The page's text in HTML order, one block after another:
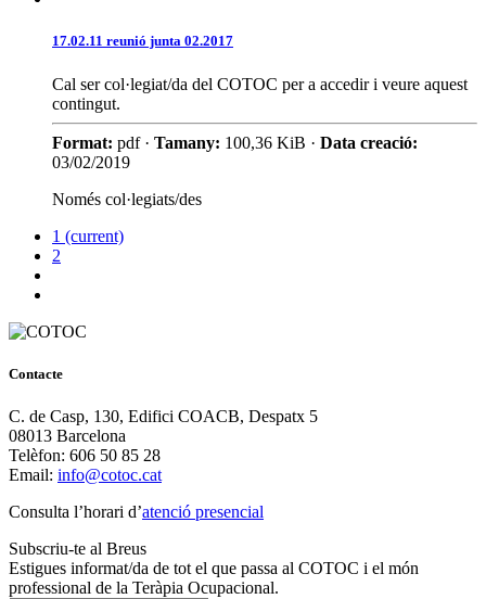
17.02.11 reunió junta 02.2017
Cal ser col·legiat/da del COTOC per a accedir i veure aquest
contingut.
Format: pdf · Tamany: 100,36 KiB · Data creació:
03/02/2019
Només col·legiats/des
1 (current)
2
Contacte
C. de Casp, 130, Edifici COACB, Despatx 5
08013 Barcelona
Telèfon: 606 50 85 28
Email: info@cotoc.cat
Consulta l’horari d’atenció presencial
Subscriu-te al Breus
Estigues informat/da de tot el que passa al COTOC i el món
professional de la Teràpia Ocupacional.